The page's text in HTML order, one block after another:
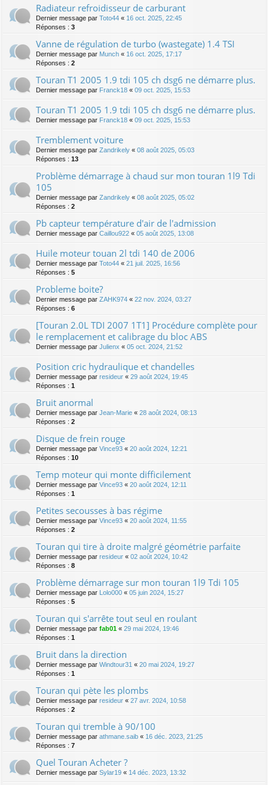
Radiateur refroidisseur de carburant
Dernier message par Toto44 « 16 oct. 2025, 22:45
Réponses : 3
Vanne de régulation de turbo (wastegate) 1.4 TSI
Dernier message par Munch « 16 oct. 2025, 17:17
Réponses : 2
Touran T1 2005 1.9 tdi 105 ch dsg6 ne démarre plus.
Dernier message par Franck18 « 09 oct. 2025, 15:53
Touran T1 2005 1.9 tdi 105 ch dsg6 ne démarre plus.
Dernier message par Franck18 « 09 oct. 2025, 15:53
Tremblement voiture
Dernier message par Zandrikely « 08 août 2025, 05:03
Réponses : 13
Problème démarrage à chaud sur mon touran 1l9 Tdi
105
Dernier message par Zandrikely « 08 août 2025, 05:02
Réponses : 2
Pb capteur température d'air de l'admission
Dernier message par Caillou922 « 05 août 2025, 13:08
Huile moteur touan 2l tdi 140 de 2006
Dernier message par Toto44 « 21 juil. 2025, 16:56
Réponses : 5
Probleme boite?
Dernier message par ZAHK974 « 22 nov. 2024, 03:27
Réponses : 6
[Touran 2.0L TDI 2007 1T1] Procédure complète pour
le remplacement et calibrage du bloc ABS
Dernier message par Julienx « 05 oct. 2024, 21:52
Position cric hydraulique et chandelles
Dernier message par resideur « 29 août 2024, 19:45
Réponses : 1
Bruit anormal
Dernier message par Jean-Marie « 28 août 2024, 08:13
Réponses : 2
Disque de frein rouge
Dernier message par Vince93 « 20 août 2024, 12:21
Réponses : 10
Temp moteur qui monte difficilement
Dernier message par Vince93 « 20 août 2024, 12:11
Réponses : 1
Petites secousses à bas régime
Dernier message par Vince93 « 20 août 2024, 11:55
Réponses : 2
Touran qui tire à droite malgré géométrie parfaite
Dernier message par resideur « 02 août 2024, 10:42
Réponses : 8
Problème démarrage sur mon touran 1l9 Tdi 105
Dernier message par Lolo000 « 05 juin 2024, 15:27
Réponses : 5
Touran qui s'arrête tout seul en roulant
Dernier message par fab01 « 29 mai 2024, 19:46
Réponses : 1
Bruit dans la direction
Dernier message par Windtour31 « 20 mai 2024, 19:27
Réponses : 1
Touran qui pète les plombs
Dernier message par resideur « 27 avr. 2024, 10:58
Réponses : 2
Touran qui tremble à 90/100
Dernier message par athmane.saib « 16 déc. 2023, 21:25
Réponses : 7
Quel Touran Acheter ?
Dernier message par Sylar19 « 14 déc. 2023, 13:32